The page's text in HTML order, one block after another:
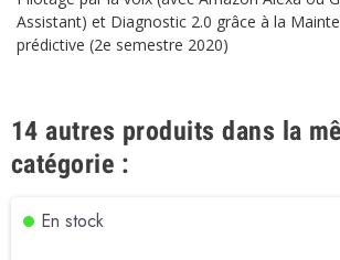
Assistant) et Diagnostic 2.0 grâce à la
prédictive (2e semestre 2020)
14 autres produits dans la
catégorie :
En stock